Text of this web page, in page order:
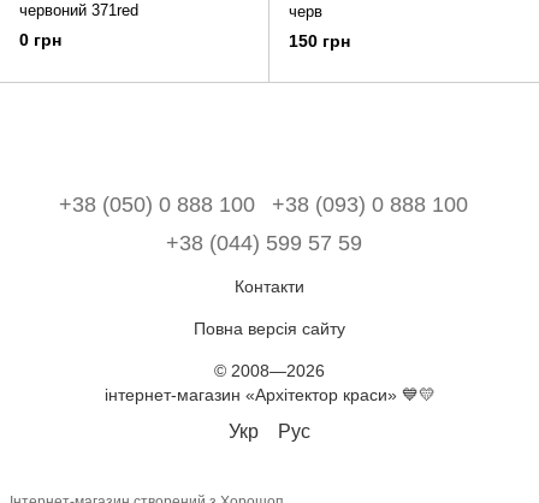
червоний 371red
0 грн
черв
150 грн
+38 (050) 0 888 100
+38 (093) 0 888 100
+38 (044) 599 57 59
Контакти
Повна версія сайту
© 2008—2026
інтернет-магазин «Архітектор краси» 💙💛
Укр Рус